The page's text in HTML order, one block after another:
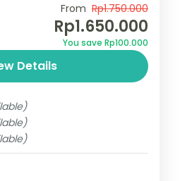
Sekarang !!
From Rp1.750.000
Rp1.650.000
You save Rp100.000
Details